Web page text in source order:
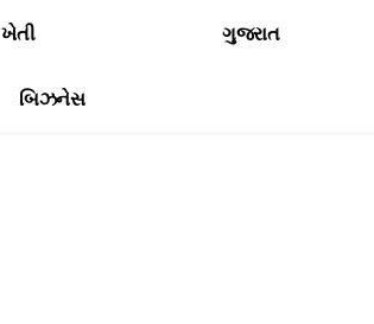
ખેતી ગુજરાત
બિઝનેસ